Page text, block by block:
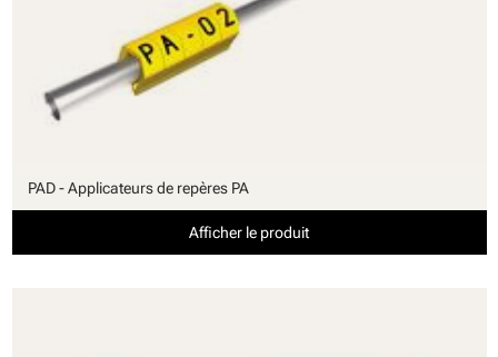
PAD - Applicateurs de repères PA
Afficher le produit